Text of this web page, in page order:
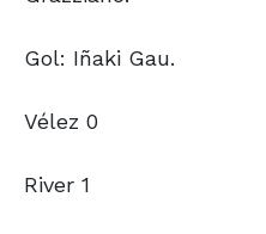
Gol: Iñaki Gau.
Vélez 0
River 1